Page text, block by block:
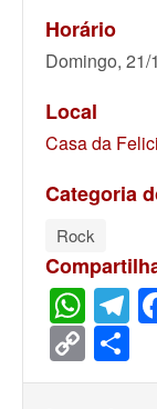
Horário
Domingo, 21/
Local
Casa da
Categoria
Rock
Copy
Link